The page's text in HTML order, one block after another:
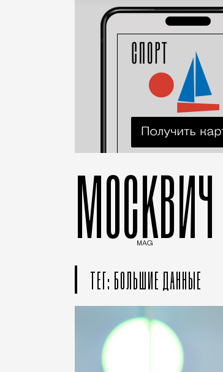
МОСКВИЧ
MAG
ТЕГ: БОЛЬШИЕ ДАННЫЕ